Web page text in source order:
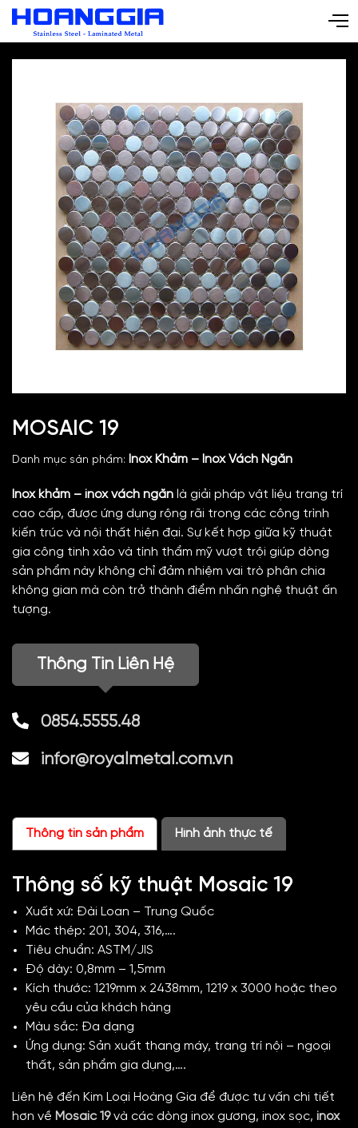
MOSAIC 19
Danh mục sản phẩm: Inox Khảm – Inox Vách Ngăn
Inox khảm – inox vách ngăn là giải pháp vật liệu trang trí
cao cấp, được ứng dụng rộng rãi trong các công trình
kiến trúc và nội thất hiện đại. Sự kết hợp giữa kỹ thuật
gia công tinh xảo và tính thẩm mỹ vượt trội giúp dòng
sản phẩm này không chỉ đảm nhiệm vai trò phân chia
không gian mà còn trở thành điểm nhấn nghệ thuật ấn
tượng.
Thông Tin Liên Hệ
0854.5555.48
infor@royalmetal.com.vn
Thông tin sản phẩm Hình ảnh thực tế
Thông số kỹ thuật Mosaic 19
Xuất xứ: Đài Loan – Trung Quốc
Mác thép: 201, 304, 316,….
Tiêu chuẩn: ASTM/JIS
Độ dày: 0,8mm – 1,5mm
Kích thước: 1219mm x 2438mm, 1219 x 3000 hoặc theo
yêu cầu của khách hàng
Màu sắc: Đa dạng
Ứng dụng: Sản xuất thang máy, trang trí nội – ngoại
thất, sản phẩm gia dụng,….
Liên hệ đến Kim Loại Hoàng Gia để được tư vấn chi tiết
hơn về Mosaic 19 và các dòng inox gương, inox sọc, inox